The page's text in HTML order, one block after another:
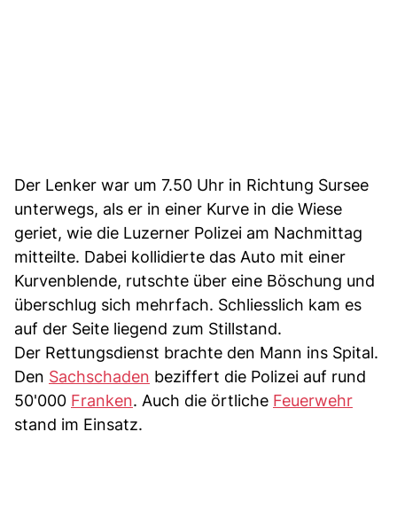
Der Lenker war um 7.50 Uhr in Richtung Sursee
unterwegs, als er in einer Kurve in die Wiese
geriet, wie die Luzerner Polizei am Nachmittag
mitteilte. Dabei kollidierte das Auto mit einer
Kurvenblende, rutschte über eine Böschung und
überschlug sich mehrfach. Schliesslich kam es
auf der Seite liegend zum Stillstand.
Der Rettungsdienst brachte den Mann ins Spital.
Den Sachschaden beziffert die Polizei auf rund
50'000 Franken. Auch die örtliche Feuerwehr
stand im Einsatz.